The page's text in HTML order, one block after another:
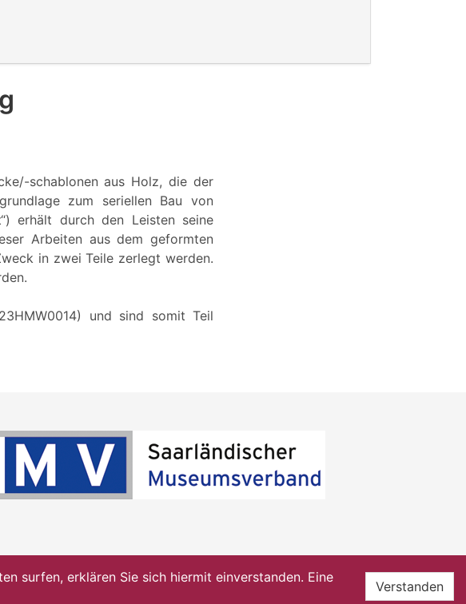
schablonen aus Holz, die der
zum seriellen Bau von
erhält durch den Leisten seine
Arbeiten aus dem geformten
in zwei Teile zerlegt werden.
und sind somit Teil
surfen, erklären Sie sich hiermit einverstanden. Eine
Verstanden